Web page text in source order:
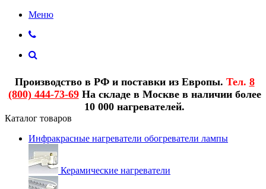
Меню
Производство в РФ и поставки из Европы. Тел. 8
(800) 444-73-69На складе в Москве в наличии более
10 000 нагревателей.
Каталог товаров
Инфракрасные нагреватели обогреватели лампы
Керамические нагреватели